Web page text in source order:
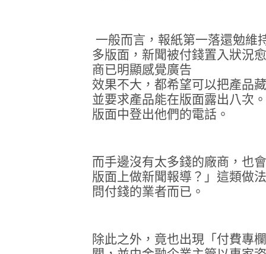
一般而言，報紙第一落還勉維
多版面，新聞被付錢置入狀況
商已明顯感覺廣告
效果不大，都希望可以把產品
並要求產品能在版面露出八次
版面中登出他們的電話。
而手邊沒有太多錢的廠商，也
版面上做新聞報導？」這類做
問付錢的業者而已。
除此之外，竟也出現「付費專